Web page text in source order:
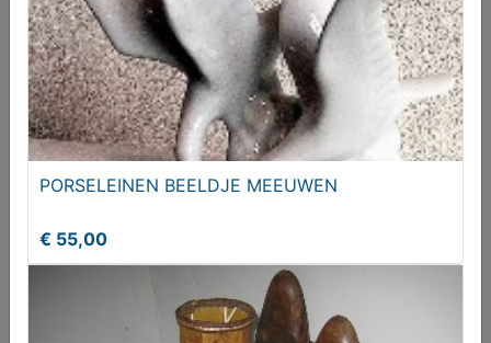
Kandelaars
€ 35,00
PORSELEINEN BEELDJE MEEUWEN
€ 55,00